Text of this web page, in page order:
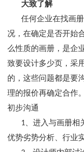
大致了解
任何企业在找画册
况，在确定是否开始
么性质的画册，是企
致要设计多少页，采
的，这些问题都是要
理的报价再确定合作。
初步沟通
1、进入与画册相
优势劣势分析、行业